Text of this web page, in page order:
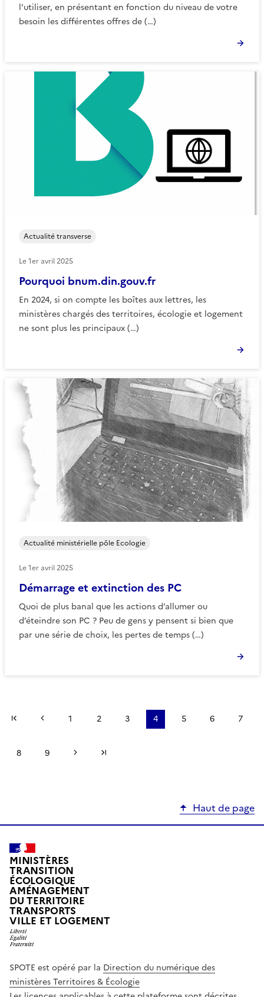
l’utiliser, en présentant en fonction du niveau de votre
besoin les différentes offres de (…)
Pourquoi bnum.din.gouv.fr
En 2024, si on compte les boîtes aux lettres, les
ministères chargés des territoires, écologie et logement
ne sont plus les principaux (…)
Actualité transverse
Le1er avril 2025
Démarrage et extinction des PC
Quoi de plus banal que les actions d’allumer ou
d’éteindre son PC ? Peu de gens y pensent si bien que
par une série de choix, les pertes de temps (…)
Actualité ministérielle pôle Ecologie
Le1er avril 2025
Première pagePage précédente
1 2 3 4 5 6 7
8 9 Page suivante
Haut de page
MINISTÈRES
TRANSITION
ÉCOLOGIQUE
AMÉNAGEMENT
DU TERRITOIRE
TRANSPORTS
VILLE ET LOGEMENT
SPOTE est opéré par la Direction du numérique des
ministères Territoires & Écologie